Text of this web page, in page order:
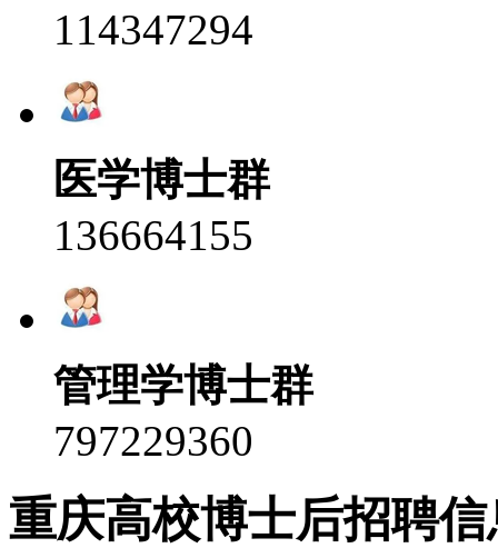
114347294
医学博士群
136664155
管理学博士群
797229360
重庆高校博士后招聘信